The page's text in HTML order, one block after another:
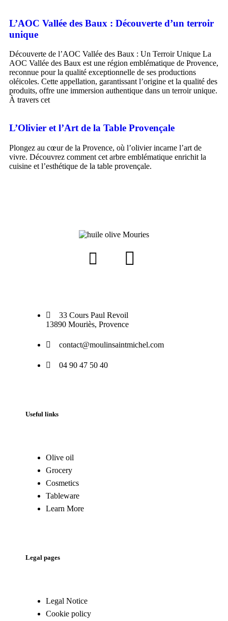
L’AOC Vallée des Baux : Découverte d’un terroir
unique
Découverte de l’AOC Vallée des Baux : Un Terroir Unique La
AOC Vallée des Baux est une région emblématique de Provence,
reconnue pour la qualité exceptionnelle de ses productions
oléicoles. Cette appellation, garantissant l’origine et la qualité des
produits, offre une immersion authentique dans un terroir unique.
À travers cet
L’Olivier et l’Art de la Table Provençale
Plongez au cœur de la Provence, où l’olivier incarne l’art de
vivre. Découvrez comment cet arbre emblématique enrichit la
cuisine et l’esthétique de la table provençale.
33 Cours Paul Revoil
13890 Mouriès, Provence
contact@moulinsaintmichel.com
04 90 47 50 40
Useful links
Olive oil
Grocery
Cosmetics
Tableware
Learn More
Legal pages
Legal Notice
Cookie policy